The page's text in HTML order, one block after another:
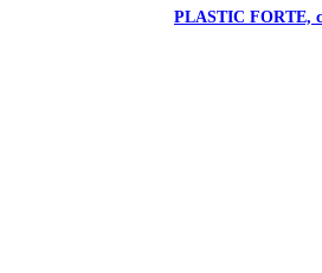
PLASTIC FORTE,